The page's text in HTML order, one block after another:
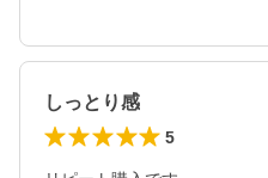
しっとり感
5